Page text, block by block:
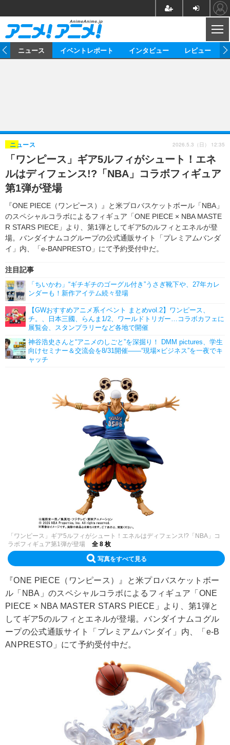
ゲーム グッズ
イベント 海外
海外イベント ビジネス
俳優・タレント アーティスト
ビジネス
アニメ 実写
書評 イベント
ゲーム 座談会
動画
アニメ
アニメ！アニメ！TV ABEMA Cafe
連載・コラム
ニュース イベントレポート インタビュー レビュー
「ワンピース」ギア5ルフィがシュート！エネ
ルはディフェンス!?「NBA」コラボフィギュア
第1弾が登場
『ONE PIECE（ワンピース）』と米プロバスケットボール「NBA」
のスペシャルコラボによるフィギュア「ONE PIECE × NBA MASTE
R STARS PIECE」より、第1弾としてギア5のルフィとエネルが登
場。バンダイナムコグループの公式通販サイト「プレミアムバンダ
イ」内、「e-BANPRESTO」にて予約受付中だ。
ニュース
注目記事
「ちいかわ」“ギチギチのゴーグル付き”うさぎ靴下や、27年カレ
ンダーも！新作アイテム続々登場
【GWおすすめアニメ系イベント まとめvol.2】ワンピース、
チ。、日本三國、らんま1/2、ワールドトリガー…コラボカフェに
展覧会、スタンプラリーなど各地で開催
神谷浩史さんと“アニメのしごと”を深掘り！ DMM pictures、学生
向けセミナー＆交流会を8/31開催――“現場×ビジネス”を一夜でキ
ャッチ
2026.5.3（日） 12:35
「ワンピース」ギア5ルフィがシュート！エネルはディフェンス!?「NBA」コ
ラボフィギュア第1弾が登場
全 8 枚
写真をすべて見る
『ONE PIECE（ワンピース）』と米プロバスケットボー
ル「NBA」のスペシャルコラボによるフィギュア「ONE
PIECE × NBA MASTER STARS PIECE」より、第1弾と
してギア5のルフィとエネルが登場。バンダイナムコグル
ープの公式通販サイト「プレミアムバンダイ」内、「e-B
ANPRESTO」にて予約受付中だ。